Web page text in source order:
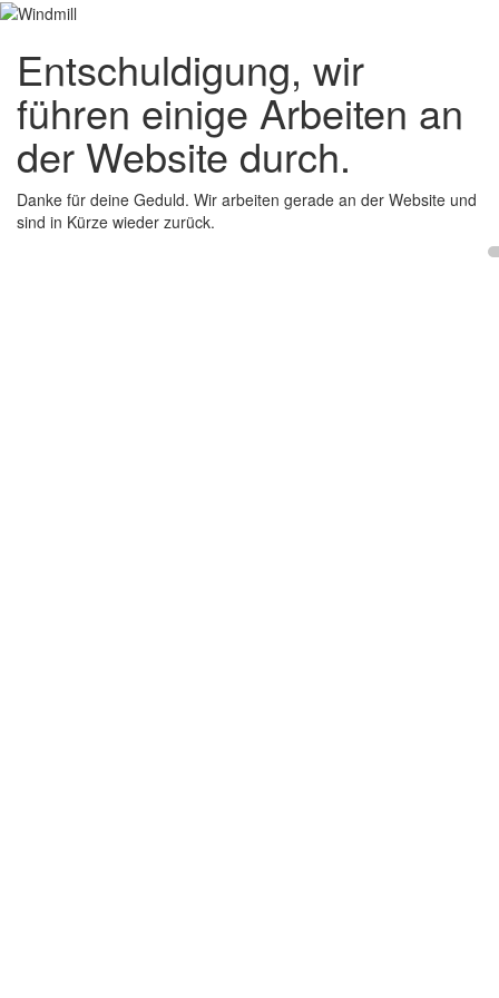
Entschuldigung, wir
führen einige Arbeiten an
der Website durch.
Danke für deine Geduld. Wir arbeiten gerade an der Website und
sind in Kürze wieder zurück.